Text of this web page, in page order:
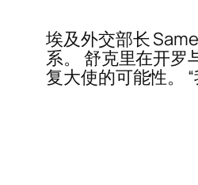
埃及外交部长
系。 舒克里在开罗
复大使的可能性。